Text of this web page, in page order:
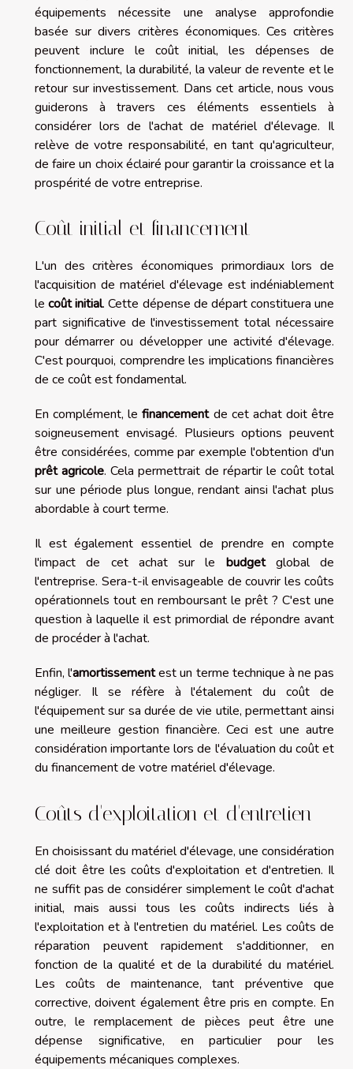
équipements nécessite une analyse approfondie
basée sur divers critères économiques. Ces critères
peuvent inclure le coût initial, les dépenses de
fonctionnement, la durabilité, la valeur de revente et le
retour sur investissement. Dans cet article, nous vous
guiderons à travers ces éléments essentiels à
considérer lors de l'achat de matériel d'élevage. Il
relève de votre responsabilité, en tant qu'agriculteur,
de faire un choix éclairé pour garantir la croissance et la
prospérité de votre entreprise.
Coût initial et financement
L'un des critères économiques primordiaux lors de
l'acquisition de matériel d'élevage est indéniablement
lecoût initial. Cette dépense de départ constituera une
part significative de l'investissement total nécessaire
pour démarrer ou développer une activité d'élevage.
C'est pourquoi, comprendre les implications financières
de ce coût est fondamental.
En complément, lefinancementde cet achat doit être
soigneusement envisagé. Plusieurs options peuvent
être considérées, comme par exemple l'obtention d'un
prêt agricole. Cela permettrait de répartir le coût total
sur une période plus longue, rendant ainsi l'achat plus
abordable à court terme.
Il est également essentiel de prendre en compte
l'impact de cet achat sur le budgetglobal de
l'entreprise. Sera-t-il envisageable de couvrir les coûts
opérationnels tout en remboursant le prêt ? C'est une
question à laquelle il est primordial de répondre avant
de procéder à l'achat.
Enfin, l'amortissementest un terme technique à ne pas
négliger. Il se réfère à l'étalement du coût de
l'équipement sur sa durée de vie utile, permettant ainsi
une meilleure gestion financière. Ceci est une autre
considération importante lors de l'évaluation du coût et
du financement de votre matériel d'élevage.
Coûts d'exploitation et d'entretien
En choisissant du matériel d'élevage, une considération
clé doit être les coûts d'exploitation et d'entretien. Il
ne suffit pas de considérer simplement le coût d'achat
initial, mais aussi tous les coûts indirects liés à
l'exploitation et à l'entretien du matériel. Les coûts de
réparation peuvent rapidement s'additionner, en
fonction de la qualité et de la durabilité du matériel.
Les coûts de maintenance, tant préventive que
corrective, doivent également être pris en compte. En
outre, le remplacement de pièces peut être une
dépense significative, en particulier pour les
équipements mécaniques complexes.